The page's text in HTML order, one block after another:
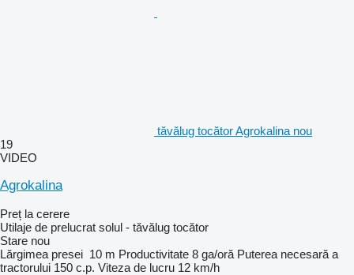
tăvălug tocător Agrokalina nou
19
VIDEO
Agrokalina
Preț la cerere
Utilaje de prelucrat solul - tăvălug tocător
Stare nou
Lărgimea presei 10 m Productivitate 8 ga/oră Puterea necesară a
tractorului 150 c.p. Viteza de lucru 12 km/h